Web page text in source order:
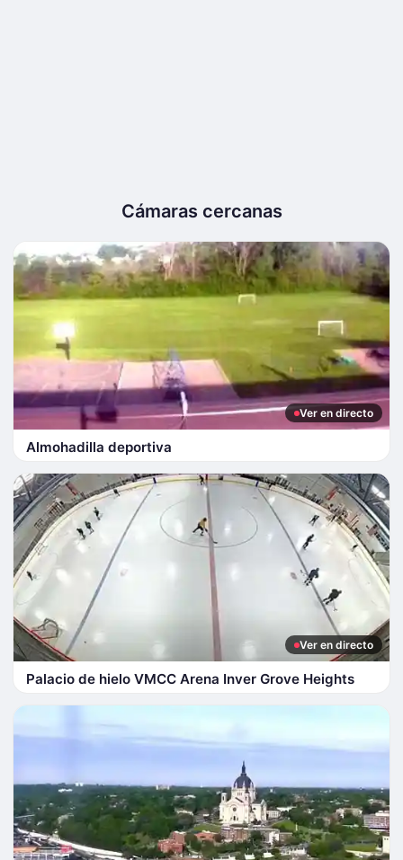
Cámaras cercanas
Ver en directo
Almohadilla deportiva
Ver en directo
Palacio de hielo VMCC Arena Inver Grove Heights